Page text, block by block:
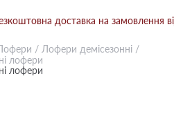
доставка на замовлення від
/ Лофери демісезонні /
лофери
лофери